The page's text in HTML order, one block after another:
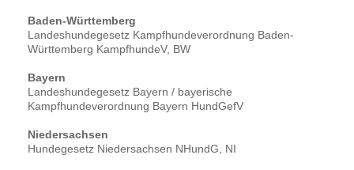
Baden-Württemberg
Landeshundegesetz Kampfhundeverordnung Baden-
Württemberg KampfhundeV, BW
Bayern
Landeshundegesetz Bayern / bayerische
Kampfhundeverordnung Bayern HundGefV
Niedersachsen
Hundegesetz Niedersachsen NHundG, NI